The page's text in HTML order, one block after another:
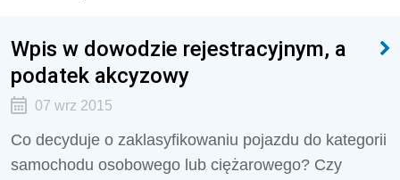
Wpis w dowodzie rejestracyjnym, a
podatek akcyzowy
07 wrz 2015
Co decyduje o zaklasyfikowaniu pojazdu do kategorii
samochodu osobowego lub ciężarowego? Czy